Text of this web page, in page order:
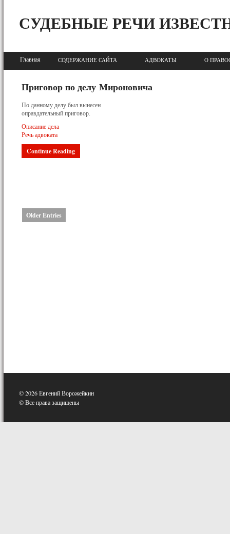
СУДЕБНЫЕ РЕЧИ
Главная СОДЕРЖАНИЕ САЙТА АДВОКАТЫ О
Приговор по делу Мироновича
По данному делу был вынесен
оправдательный приговор.
Описание дела
Речь адвоката
Continue Reading
Older Entries
© 2026 Евгений Ворожейкин
© Все права защищены